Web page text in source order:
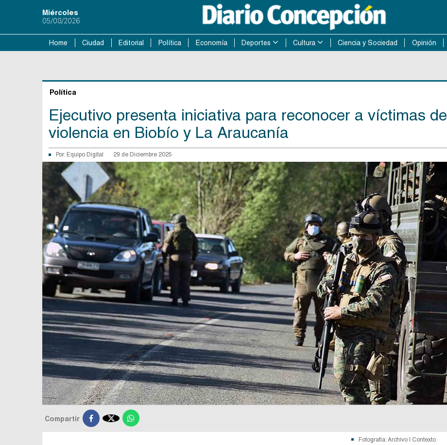
Miércoles
05/08/2026
Home Ciudad Editorial Política Economía Deportes Cultura Ciencia y Sociedad Opinión
Política
Ejecutivo presenta iniciativa para reconocer a víctimas de
violencia en Biobío y La Araucanía
Por: Equipo Digital 29 de Diciembre 2025
Compartir 
Fotografía: Archivo | Contexto